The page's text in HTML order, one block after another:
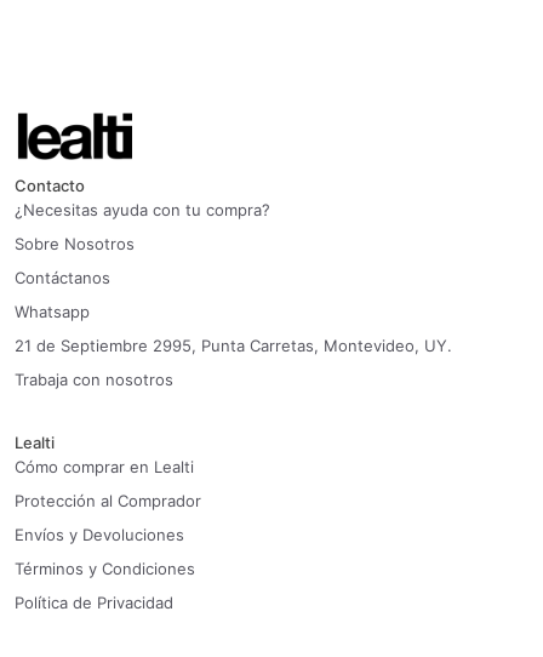
Contacto
¿Necesitas ayuda con tu compra?
Sobre Nosotros
Contáctanos
Whatsapp
21 de Septiembre 2995, Punta Carretas, Montevideo, UY.
Trabaja con nosotros
Lealti
Cómo comprar en Lealti
Protección al Comprador
Envíos y Devoluciones
Términos y Condiciones
Política de Privacidad